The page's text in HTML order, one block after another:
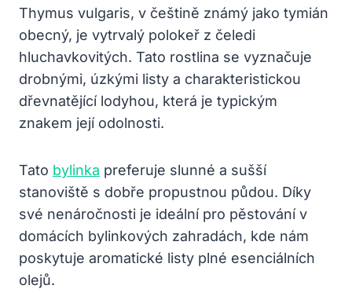
Thymus vulgaris, v češtině známý jako tymián
obecný, je vytrvalý polokeř z čeledi
hluchavkovitých. Tato rostlina se vyznačuje
drobnými, úzkými listy a charakteristickou
dřevnatějící lodyhou, která je typickým
znakem její odolnosti.
Tato bylinka preferuje slunné a sušší
stanoviště s dobře propustnou půdou. Díky
své nenáročnosti je ideální pro pěstování v
domácích bylinkových zahradách, kde nám
poskytuje aromatické listy plné esenciálních
olejů.